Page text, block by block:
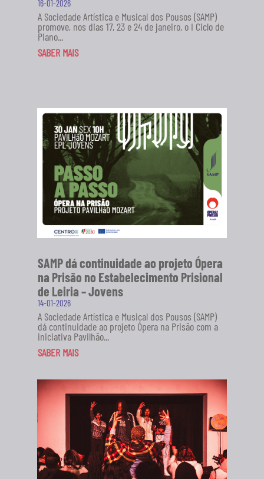
16-01-2026
A Sociedade Artística e Musical dos Pousos (SAMP)
promove, nos dias 17, 23 e 24 de janeiro, o I Ciclo de
Piano...
SABER MAIS
SAMP dá continuidade ao projeto Ópera
na Prisão no Estabelecimento Prisional
de Leiria – Jovens
14-01-2026
A Sociedade Artística e Musical dos Pousos (SAMP)
dá continuidade ao projeto Ópera na Prisão com a
iniciativa Pavilhão...
SABER MAIS